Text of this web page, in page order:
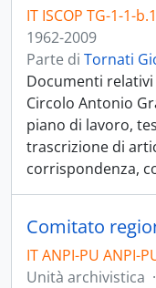
IT ISCOP TG-1-1-
1962-2009
Parte di Tornati
Documenti
Circolo Antonio
piano di lavoro,
trascrizione di
corrispondenza,
Comitato
IT ANPI-PU ANPI-
Unità archivistica ·